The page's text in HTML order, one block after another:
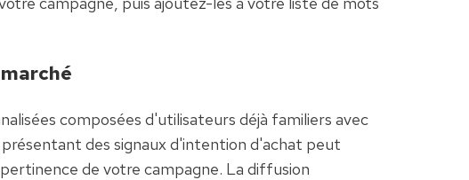
composées d'utilisateurs déjà familiers avec
des signaux d'intention d'achat peut
de votre campagne. La diffusion